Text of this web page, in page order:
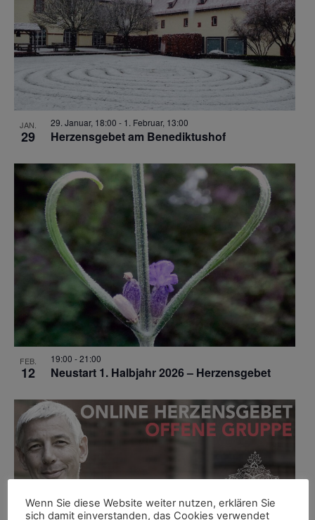
JAN.
29 Herzensgebet am Benediktushof
29. Januar, 18:00 - 1. Februar, 13:00
FEB.
12 Neustart 1. Halbjahr 2026 – Herzensgebet
19:00 -21:00
Wenn Sie diese Website weiter nutzen, erklären Sie
sich damit einverstanden, das Cookies verwendet